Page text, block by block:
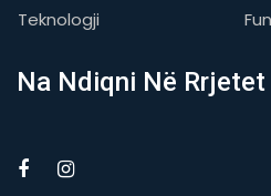
Teknologji
Fun
Na Ndiqni Në